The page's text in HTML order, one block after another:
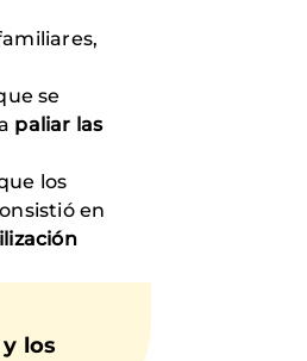
se
paliar las
los
en
los